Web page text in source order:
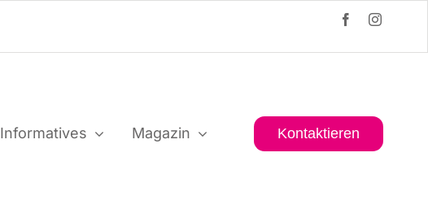
Infor­ma­ti­ves Maga­zin Kon­tak­tie­ren